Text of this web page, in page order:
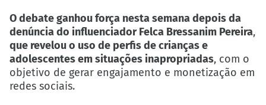
O debate ganhou força nesta semana depois da
denúncia do influenciador Felca Bressanim Pereira,
que revelou o uso de perfis de crianças e
adolescentes em situações inapropriadas, com o
objetivo de gerar engajamento e monetização em
redes sociais.